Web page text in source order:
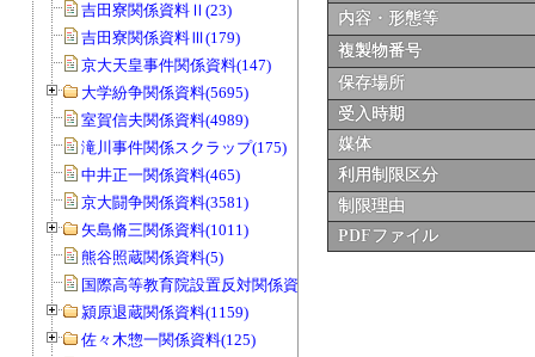
吉田寮関係資料Ⅱ(23)
吉田寮関係資料Ⅲ(179)
京大天皇事件関係資料(147)
大学紛争関係資料(5695)
室賀信夫関係資料(4989)
滝川事件関係スクラップ(175)
中井正一関係資料(465)
京大闘争関係資料(3581)
矢島脩三関係資料(1011)
熊谷照蔵関係資料(5)
国際高等教育院設置反対関係資料(20)
潁原退蔵関係資料(1159)
佐々木惣一関係資料(125)
内容・形態等
複製物番号
保存場所
受入時期
媒体
利用制限区分
制限理由
PDFファイル